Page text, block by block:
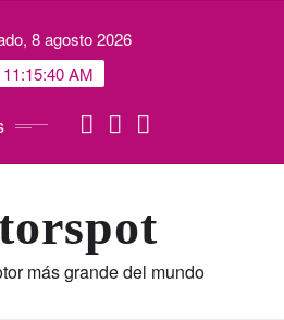
8 agosto 2026
11:15:41 AM
más grande del mundo